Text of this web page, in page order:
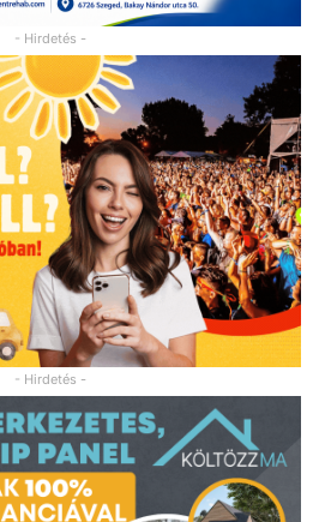
- Hirdetés -
- Hirdetés -